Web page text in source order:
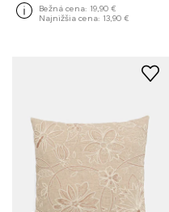
Bežná cena: 19,90 €
Najnižšia cena: 13,90 €